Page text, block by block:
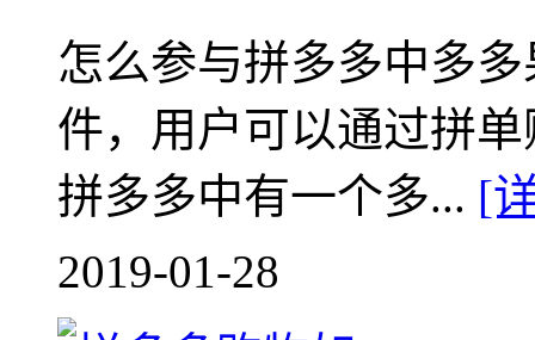
怎么参与拼多多中多
件，用户可以通过拼
拼多多中有一个多... [
2019-01-28